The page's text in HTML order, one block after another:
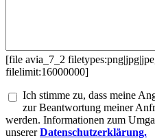
[file avia_7_2
filelimit:16000000]
Ich stimme zu, dass meine
zur Beantwortung meiner
werden. Informationen zum
unsererDatenschutzerklärung.